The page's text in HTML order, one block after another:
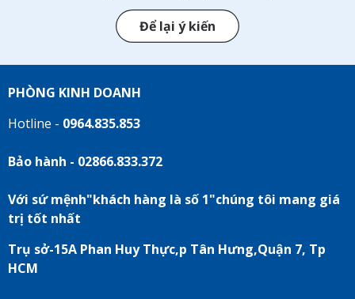
Để lại ý kiến
PHÒNG KINH DOANH
Hotline - 0964.835.853
Bảo hành - 02866.833.372
Với sứ mệnh"khách hàng là số 1"chúng tôi mang giá
trị tốt nhất
Trụ sở-15A Phan Huy Thực,p Tân Hưng,Quận 7, Tp
HCM